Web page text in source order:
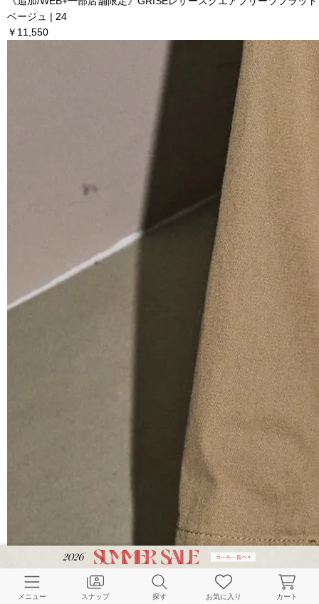
ベージュ | 24
￥11,550
メニュー スナップ 探す お気に入り カート